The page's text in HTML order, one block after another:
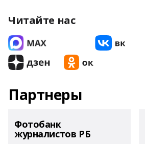
Читайте нас
Партнеры
Фотобанк
журналистов РБ